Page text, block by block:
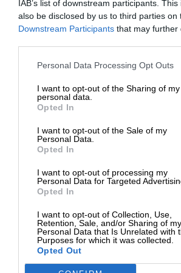
IAB’s list of downstream participants.
also be disclosed by us to third parties on
Downstream Participants that may further
Personal Data Processing Opt Outs
I want to opt-out of the Sharing of my
personal data.
Opted In
I want to opt-out of the Sale of my
Personal Data.
Opted In
I want to opt-out of processing my
Personal Data for Targeted
Opted In
I want to opt-out of Collection, Use,
Retention, Sale, and/or Sharing of my
Personal Data that Is Unrelated with
Purposes for which it was collected.
Opted Out
Obsługiwane
systemy
operacyjne
Ubuntu
Mac OS
Windows 10
Windows 11
Waga
Oznaczenia
kartonie
zbiorczym
informacyjny i
gwarancji